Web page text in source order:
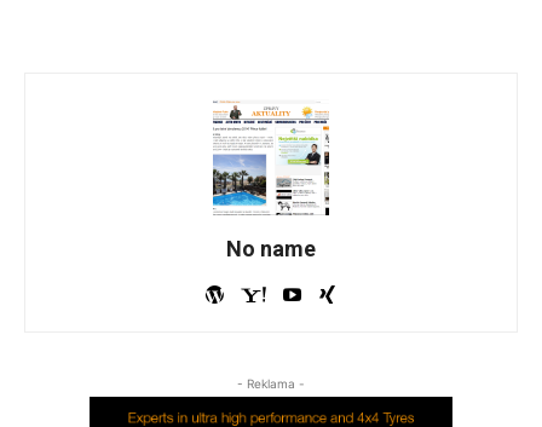
No name
- Reklama -